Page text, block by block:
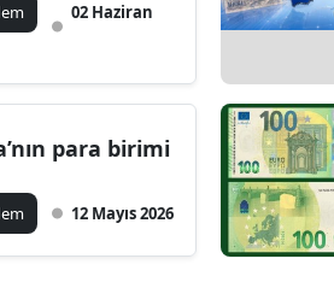
02 Haziran
para birimi
12 Mayıs 2026